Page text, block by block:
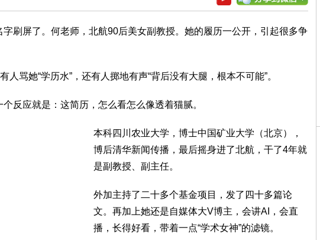
刷屏了。何老师，北航90后美女副教授。她的履历一公开，引起很多争
人骂她“学历水”，还有人掷地有声“背后没有大腿，根本不可能”。
反应就是：这简历，怎么看怎么像透着猫腻。
本科四川农业大学，博士中国矿业大学（北京），
博后清华新闻传播，最后摇身进了北航，干了4年就
是副教授、副主任。
外加主持了二十多个基金项目，发了四十多篇论
文。再加上她还是自媒体大V博主，会讲AI，会直
播，长得好看，带着一点“学术女神”的滤镜。